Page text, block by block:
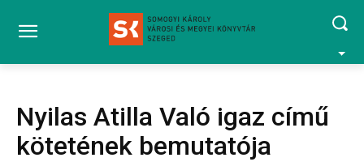
Nyilas Atilla Való igaz című
kötetének bemutatója